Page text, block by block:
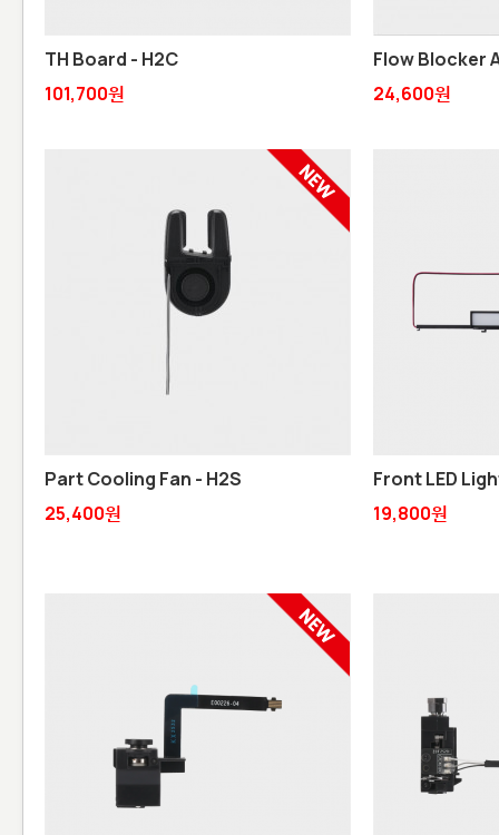
TH Board - H2C
101,700원
Flow Blocker
24,600원
Part Cooling Fan - H2S
25,400원
Front LED
19,800원